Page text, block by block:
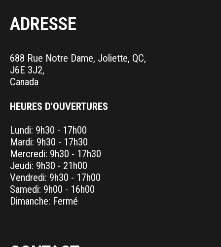
ADRESSE
688 Rue Notre Dame, Joliette, QC,
J6E 3J2,
Canada
HEURES D'OUVERTURES
Lundi: 9h30 - 17h00
Mardi: 9h30 - 17h30
Mercredi: 9h30 - 17h30
Jeudi: 9h30 - 21h00
Vendredi: 9h30 - 17h00
Samedi: 9h00 - 16h00
Dimanche: Fermé